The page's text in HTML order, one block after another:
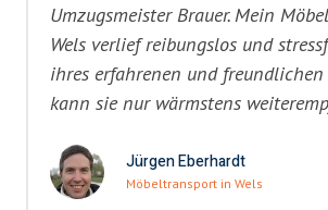
Umzugsmeister Brauer. Mein
Wels verlief reibungslos und
ihres erfahrenen und freundlichen
kann sie nur wärmstens
Jürgen Eberhardt
Möbeltransport in Wels